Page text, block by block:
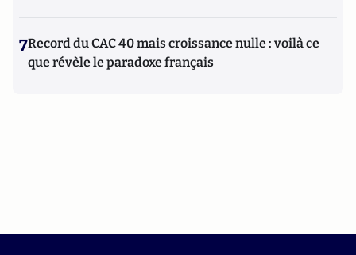
7Record du CAC 40 mais croissance nulle : voilà ce
que révèle le paradoxe français